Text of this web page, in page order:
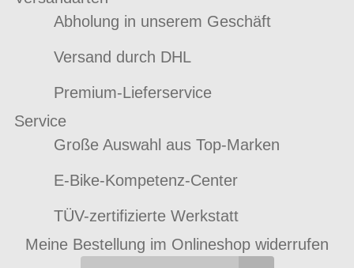
Abholung in unserem Geschäft
Versand durch DHL
Premium-Lieferservice
Service
Große Auswahl aus Top-Marken
E-Bike-Kompetenz-Center
TÜV-zertifizierte Werkstatt
Meine Bestellung im Onlineshop widerrufen